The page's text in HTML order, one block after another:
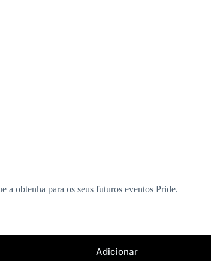
a obtenha para os seus futuros eventos Pride.
Adicionar